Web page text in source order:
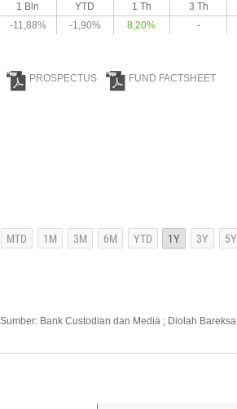
1 Bln YTD 1 Th 3 Th
-11,88%
-1,90% 8,20% -
PROSPECTUS FUND FACTSHEET
Sumber: Bank Custodian dan Media ; Diolah Bareksa